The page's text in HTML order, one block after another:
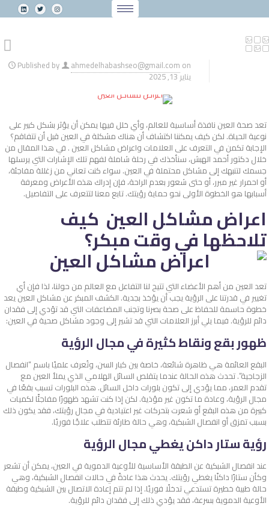
Published by ahmedelhabashseo@gmail.com on
يناير 13, 2025
تعد صحة العين نافذة أساسية للعالم، وأي خلل فيها يمكن أن يؤثر بشكل كبير على
نوعية الحياة. لكن كيف يمكننا اكتشاف أن هناك مشكلة في العين قبل أن تتفاقم؟
الإجابة تكمن في التعرف على العلامات واعراض مشاكل العين . في هذا المقال من
خلال دكتور أحمد الهبش، سنأخذك في رحلة شاملة لفهم تلك الإشارات التي يرسلها
جسمك لتنبهك إلى مشاكل محتملة في العين. سواء كنت تعاني من زغللة مفاجئة،
أو احمرار غير مبرر، أو حتى شعور بعدم الراحة، فإن إدراك هذه الأعراض ومعرفة
أسبابها هو الخطوة الأولى نحو حماية رؤيتك. تابع معنا لتتعرف على التفاصيل.
اعراض مشاكل العين كيف
تلاحظها في وقت مبكر؟
تعد العين من أهم الأعضاء التي تتيح لنا التفاعل مع العالم من حولنا، لذا فإن أي
تغيير في قدرتنا على الرؤية يجب أن يؤخذ بجدية. الكشف المبكر عن مشاكل العين يعد
خطوة حاسمة للحفاظ على صحة بصرنا وتجنب المضاعفات التي قد تؤدي إلى فقدان
دائم للرؤية. فيما يلي أبرز العلامات التي قد تشير إلى وجود مشاكل صحية في العين:
ظهور بقع ونقاط كثيرة في مجال الرؤية
البقع العائمة هي ظاهرة شائعة، خاصة بين كبار السن، وتُعرف علميًا باسم “انفصال
الزجاجية”. تحدث هذه الحالة عندما يتقلص السائل الهلامي الذي يملأ العين مع
تقدم العمر، مما يؤدي إلى تكون بلورات داخل السائل. هذه البلورات تسبب بقعًا في
مجال الرؤية، وعادة ما تكون غير مؤذية. لكن إذا كنت تشهد ظهورًا مفاجئًا لكميات
كبيرة من هذه البقع أو شعرت بتحركات غير اعتيادية في مجال رؤيتك، فقد يكون ذلك
بسبب تمزق أو انفصال الشبكية، وهي حالة طارئة تتطلب علاجًا فوريًا.
رؤية ستار داكن يغطي مجال الرؤية
عند انفصال الشبكية عن الطبقة الأساسية للأوعية الدموية في العين، يمكن أن تشعر
وكأن ستارًا داكنًا يغطي رؤيتك. يحدث هذا عادةً في حالات انفصال الشبكية، وهي
حالة طبية خطيرة تستدعي تدخلًا فوريًا. إذا لم تتم إعادة الاتصال بين الشبكية وطبقة
الأوعية الدموية بسرعة، فقد يؤدي ذلك إلى فقدان دائم للرؤية.